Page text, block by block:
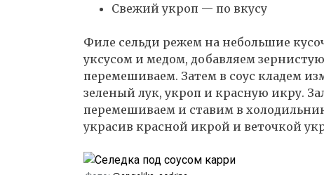
Свежий укроп — по вкусу
Филе сельди режем на небольшие
уксусом и медом, добавляем
перемешиваем. Затем в соус кладем
зеленый лук, укроп и красную икру.
перемешиваем и ставим в
украсив красной икрой и веточкой